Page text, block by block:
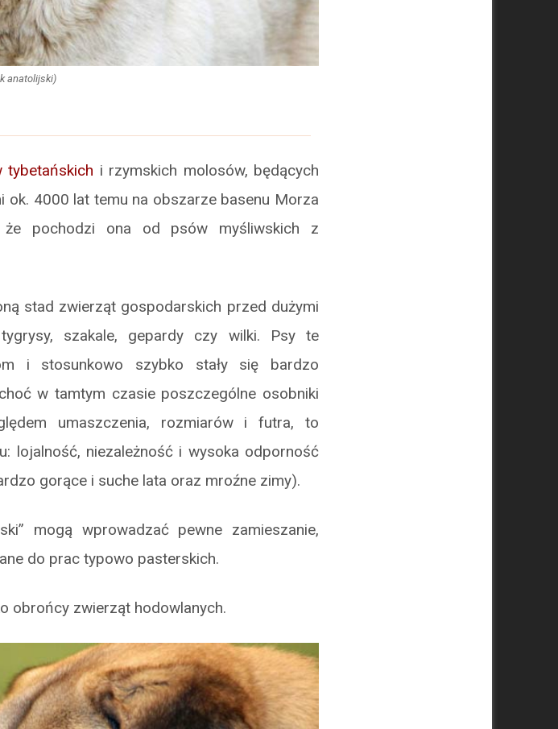
anatolijski)
tybetańskich i rzymskich molosów, będących
4000 lat temu na obszarze basenu Morza
że pochodzi ona od psów myśliwskich z
stad zwierząt gospodarskich przed dużymi
szakale, gepardy czy wilki. Psy te
i stosunkowo szybko stały się bardzo
w tamtym czasie poszczególne osobniki
umaszczenia, rozmiarów i futra, to
lojalność, niezależność i wysoka odporność
gorące i suche lata oraz mroźne zimy).
mogą wprowadzać pewne zamieszanie,
do prac typowo pasterskich.
obrońcy zwierząt hodowlanych.